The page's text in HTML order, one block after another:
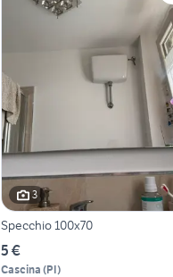
3
Specchio 100x70
5 €
Cascina (PI)